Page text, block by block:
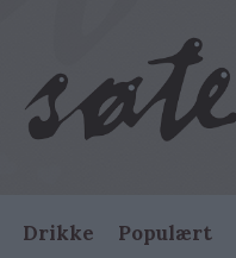
Drikke Populært